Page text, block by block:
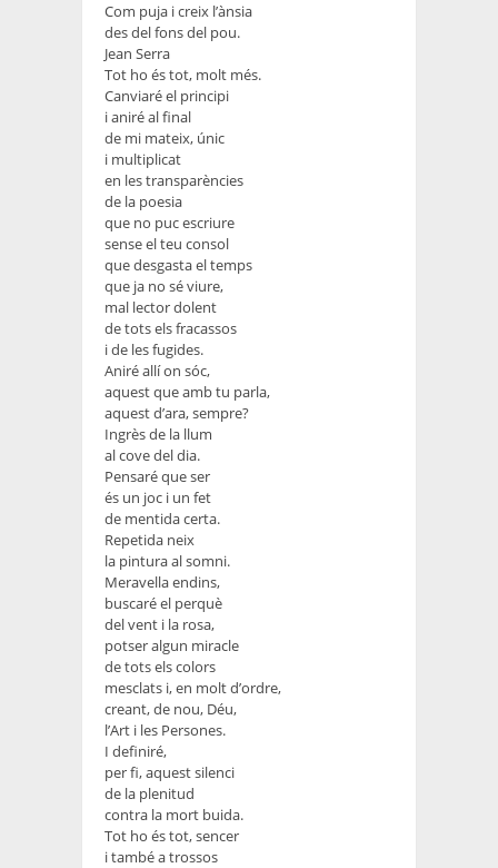
Com puja i creix l’ànsia
des del fons del pou.
Jean Serra
Tot ho és tot, molt més.
Canviaré el principi
i aniré al final
de mi mateix, únic
i multiplicat
en les transparències
de la poesia
que no puc escriure
sense el teu consol
que desgasta el temps
que ja no sé viure,
mal lector dolent
de tots els fracassos
i de les fugides.
Aniré allí on sóc,
aquest que amb tu parla,
aquest d’ara, sempre?
Ingrès de la llum
al cove del dia.
Pensaré que ser
és un joc i un fet
de mentida certa.
Repetida neix
la pintura al somni.
Meravella endins,
buscaré el perquè
del vent i la rosa,
potser algun miracle
de tots els colors
mesclats i, en molt d’ordre,
creant, de nou, Déu,
l’Art i les Persones.
I definiré,
per fi, aquest silenci
de la plenitud
contra la mort buida.
Tot ho és tot, sencer
i també a trossos